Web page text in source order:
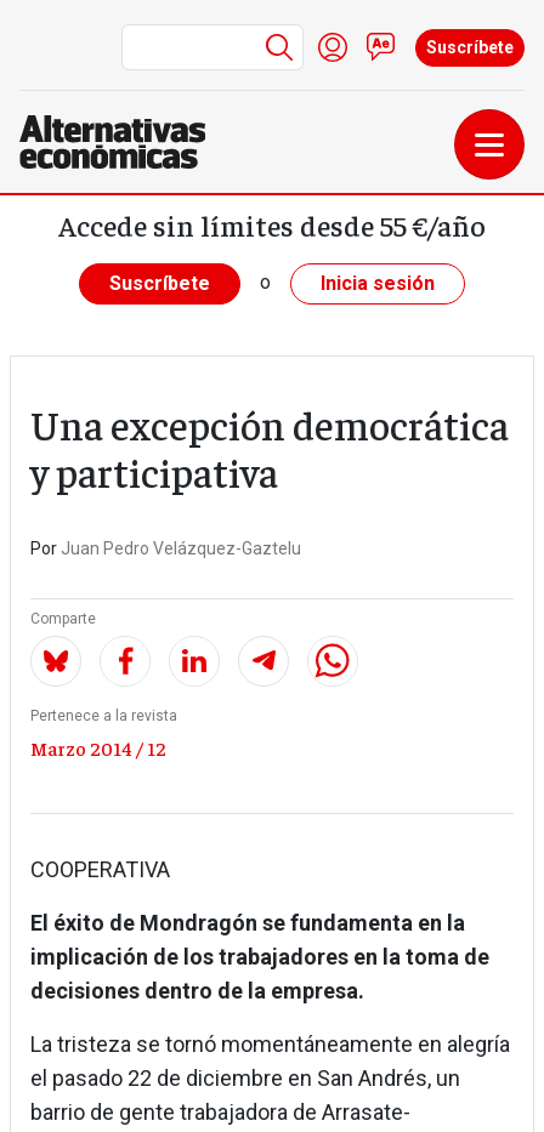
Pasar al contenido principal
Menú de cuenta de
Iniciar sesión
Contacto
Suscríbete
Accede sin límites desde 55 €/año
Suscríbete o Inicia sesión
Una excepción democrática
y participativa
Por Juan Pedro Velázquez-Gaztelu
Comparte
Pertenece a la revista
Marzo 2014 / 12
COOPERATIVA
El éxito de Mondragón se fundamenta en la
implicación de los trabajadores en la toma de
decisiones dentro de la empresa.
La tristeza se tornó momentáneamente en alegría
el pasado 22 de diciembre en San Andrés, un
barrio de gente trabajadora de Arrasate-